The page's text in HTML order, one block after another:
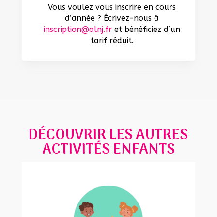
Vous voulez vous inscrire en cours
d’année ? Écrivez-nous à
inscription@alnj.fr et bénéficiez d’un
tarif réduit.
DÉCOUVRIR LES AUTRES
ACTIVITÉS ENFANTS